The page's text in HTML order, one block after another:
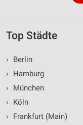
Top Städte
›
Berlin
›
Hamburg
›
München
›
Köln
›
Frankfurt (Main)